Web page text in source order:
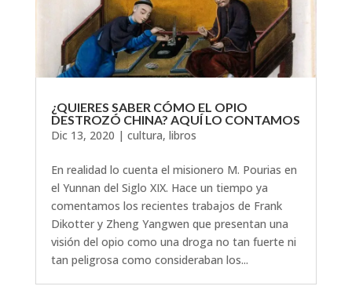
¿QUIERES SABER CÓMO EL OPIO
DESTROZÓ CHINA? AQUÍ LO CONTAMOS
Dic 13, 2020 | cultura, libros
En realidad lo cuenta el misionero M. Pourias en
el Yunnan del Siglo XIX. Hace un tiempo ya
comentamos los recientes trabajos de Frank
Dikotter y Zheng Yangwen que presentan una
visión del opio como una droga no tan fuerte ni
tan peligrosa como consideraban los...